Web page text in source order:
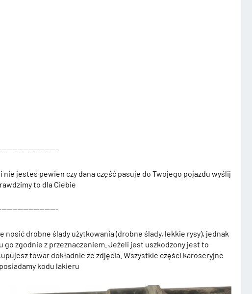
nie jesteś pewien czy dana część pasuje do Twojego pojazdu wyślij
to dla Ciebie
nosić drobne ślady użytkowania (drobne ślady, lekkie rysy), jednak
go zgodnie z przeznaczeniem. Jeżeli jest uszkodzony jest to
towar dokładnie ze zdjęcia. Wszystkie części karoseryjne
kodu lakieru